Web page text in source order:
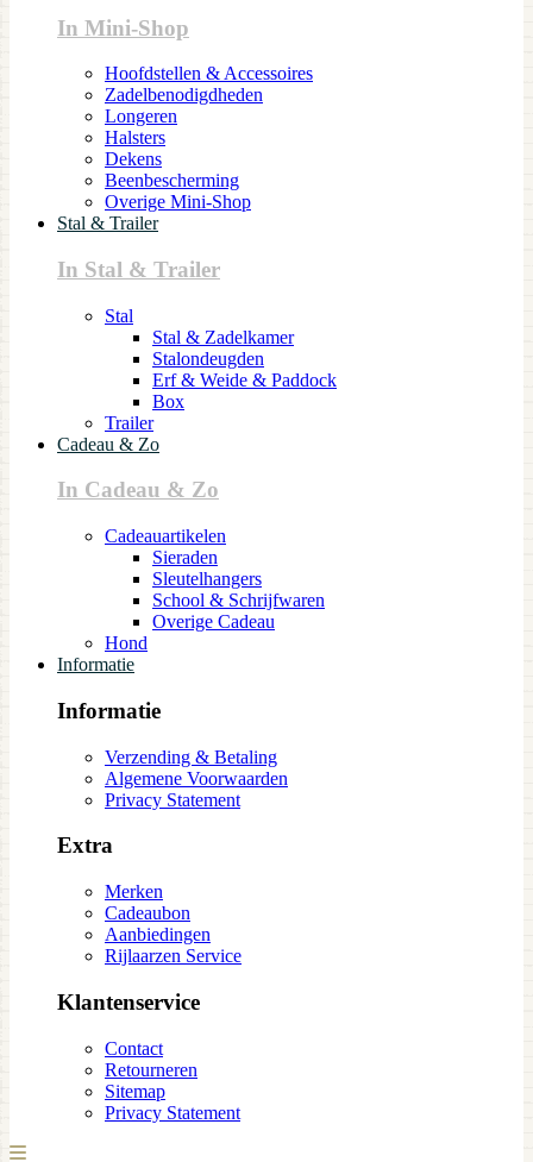
In Mini-Shop
Hoofdstellen & Accessoires
Zadelbenodigdheden
Longeren
Halsters
Dekens
Beenbescherming
Overige Mini-Shop
Stal & Trailer
In Stal & Trailer
Stal
Stal & Zadelkamer
Stalondeugden
Erf & Weide & Paddock
Box
Trailer
Cadeau & Zo
In Cadeau & Zo
Cadeauartikelen
Sieraden
Sleutelhangers
School & Schrijfwaren
Overige Cadeau
Hond
Informatie
Informatie
Verzending & Betaling
Algemene Voorwaarden
Privacy Statement
Extra
Merken
Cadeaubon
Aanbiedingen
Rijlaarzen Service
Klantenservice
Contact
Retourneren
Sitemap
Privacy Statement